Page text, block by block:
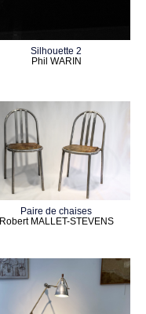
Silhouette 2
Phil WARIN
Paire de chaises
Robert MALLET-STEVENS